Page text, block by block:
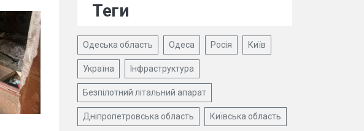
Теги
Одеська область Одеса Росія Київ
Україна Інфраструктура
Безпілотний літальний апарат
Дніпропетровська область Київська область